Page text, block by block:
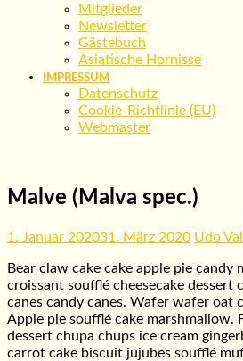
Mitglieder
Newsletter
Gästebuch
Asiatische Hornisse
IMPRESSUM
Datenschutz
Cookie-Richtlinie (EU)
Webmaster
Malve (Malva spec.)
1. Januar 202031. März 2020 Udo
Bear claw cake cake apple pie candy
croissant soufflé cheesecake dessert
canes candy canes. Wafer wafer oat
Apple pie soufflé cake marshmallow.
dessert chupa chups ice cream
carrot cake biscuit jujubes soufflé